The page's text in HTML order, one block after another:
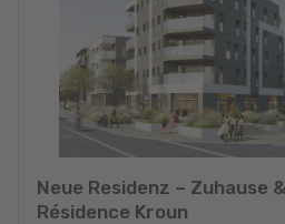
Neue Residenz – Zuhause
Résidence Kroun